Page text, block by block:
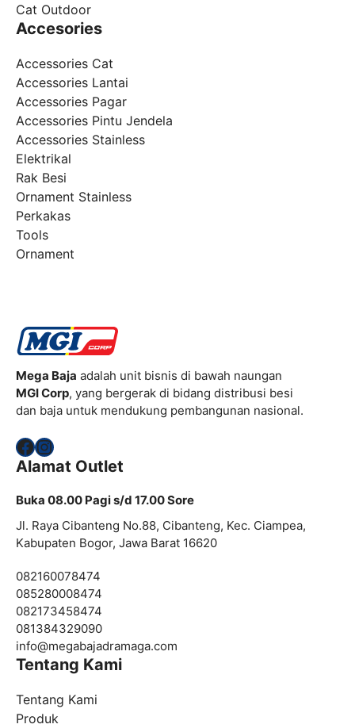
Cat Outdoor
Accesories
Accessories Cat
Accessories Lantai
Accessories Pagar
Accessories Pintu Jendela
Accessories Stainless
Elektrikal
Rak Besi
Ornament Stainless
Perkakas
Tools
Ornament
Mega Baja adalah unit bisnis di bawah naungan
MGI Corp, yang bergerak di bidang distribusi besi
dan baja untuk mendukung pembangunan nasional.
Facebook
Instagram
Alamat Outlet
Buka 08.00 Pagi s/d 17.00 Sore
Jl. Raya Cibanteng No.88, Cibanteng, Kec. Ciampea,
Kabupaten Bogor, Jawa Barat 16620
082160078474
085280008474
082173458474
081384329090
info@megabajadramaga.com
Tentang Kami
Tentang Kami
Produk